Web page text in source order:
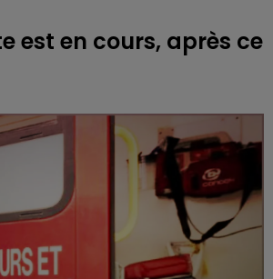
est en cours, après ce